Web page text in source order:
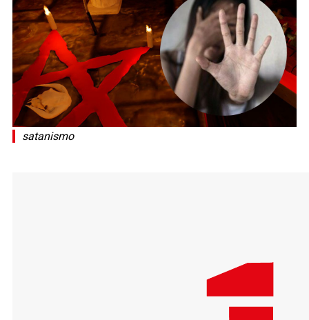
satanismo